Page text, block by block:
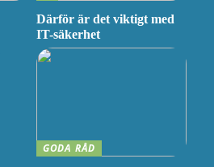
Därför är det viktigt med
IT-säkerhet
GODA RÅD